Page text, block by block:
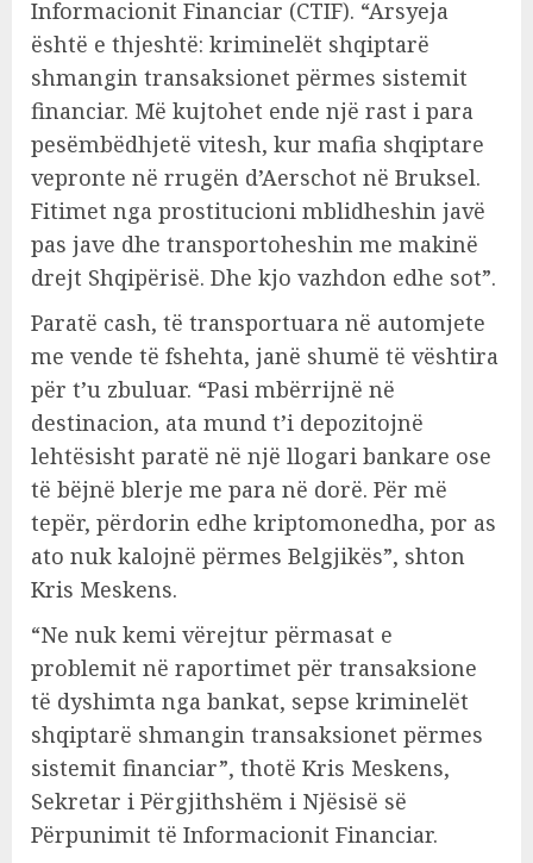
Informacionit Financiar (CTIF). “Arsyeja
është e thjeshtë: kriminelët shqiptarë
shmangin transaksionet përmes sistemit
financiar. Më kujtohet ende një rast i para
pesëmbëdhjetë vitesh, kur mafia shqiptare
vepronte në rrugën d’Aerschot në Bruksel.
Fitimet nga prostitucioni mblidheshin javë
pas jave dhe transportoheshin me makinë
drejt Shqipërisë. Dhe kjo vazhdon edhe sot”.
Paratë cash, të transportuara në automjete
me vende të fshehta, janë shumë të vështira
për t’u zbuluar. “Pasi mbërrijnë në
destinacion, ata mund t’i depozitojnë
lehtësisht paratë në një llogari bankare ose
të bëjnë blerje me para në dorë. Për më
tepër, përdorin edhe kriptomonedha, por as
ato nuk kalojnë përmes Belgjikës”, shton
Kris Meskens.
“Ne nuk kemi vërejtur përmasat e
problemit në raportimet për transaksione
të dyshimta nga bankat, sepse kriminelët
shqiptarë shmangin transaksionet përmes
sistemit financiar”, thotë Kris Meskens,
Sekretar i Përgjithshëm i Njësisë së
Përpunimit të Informacionit Financiar.